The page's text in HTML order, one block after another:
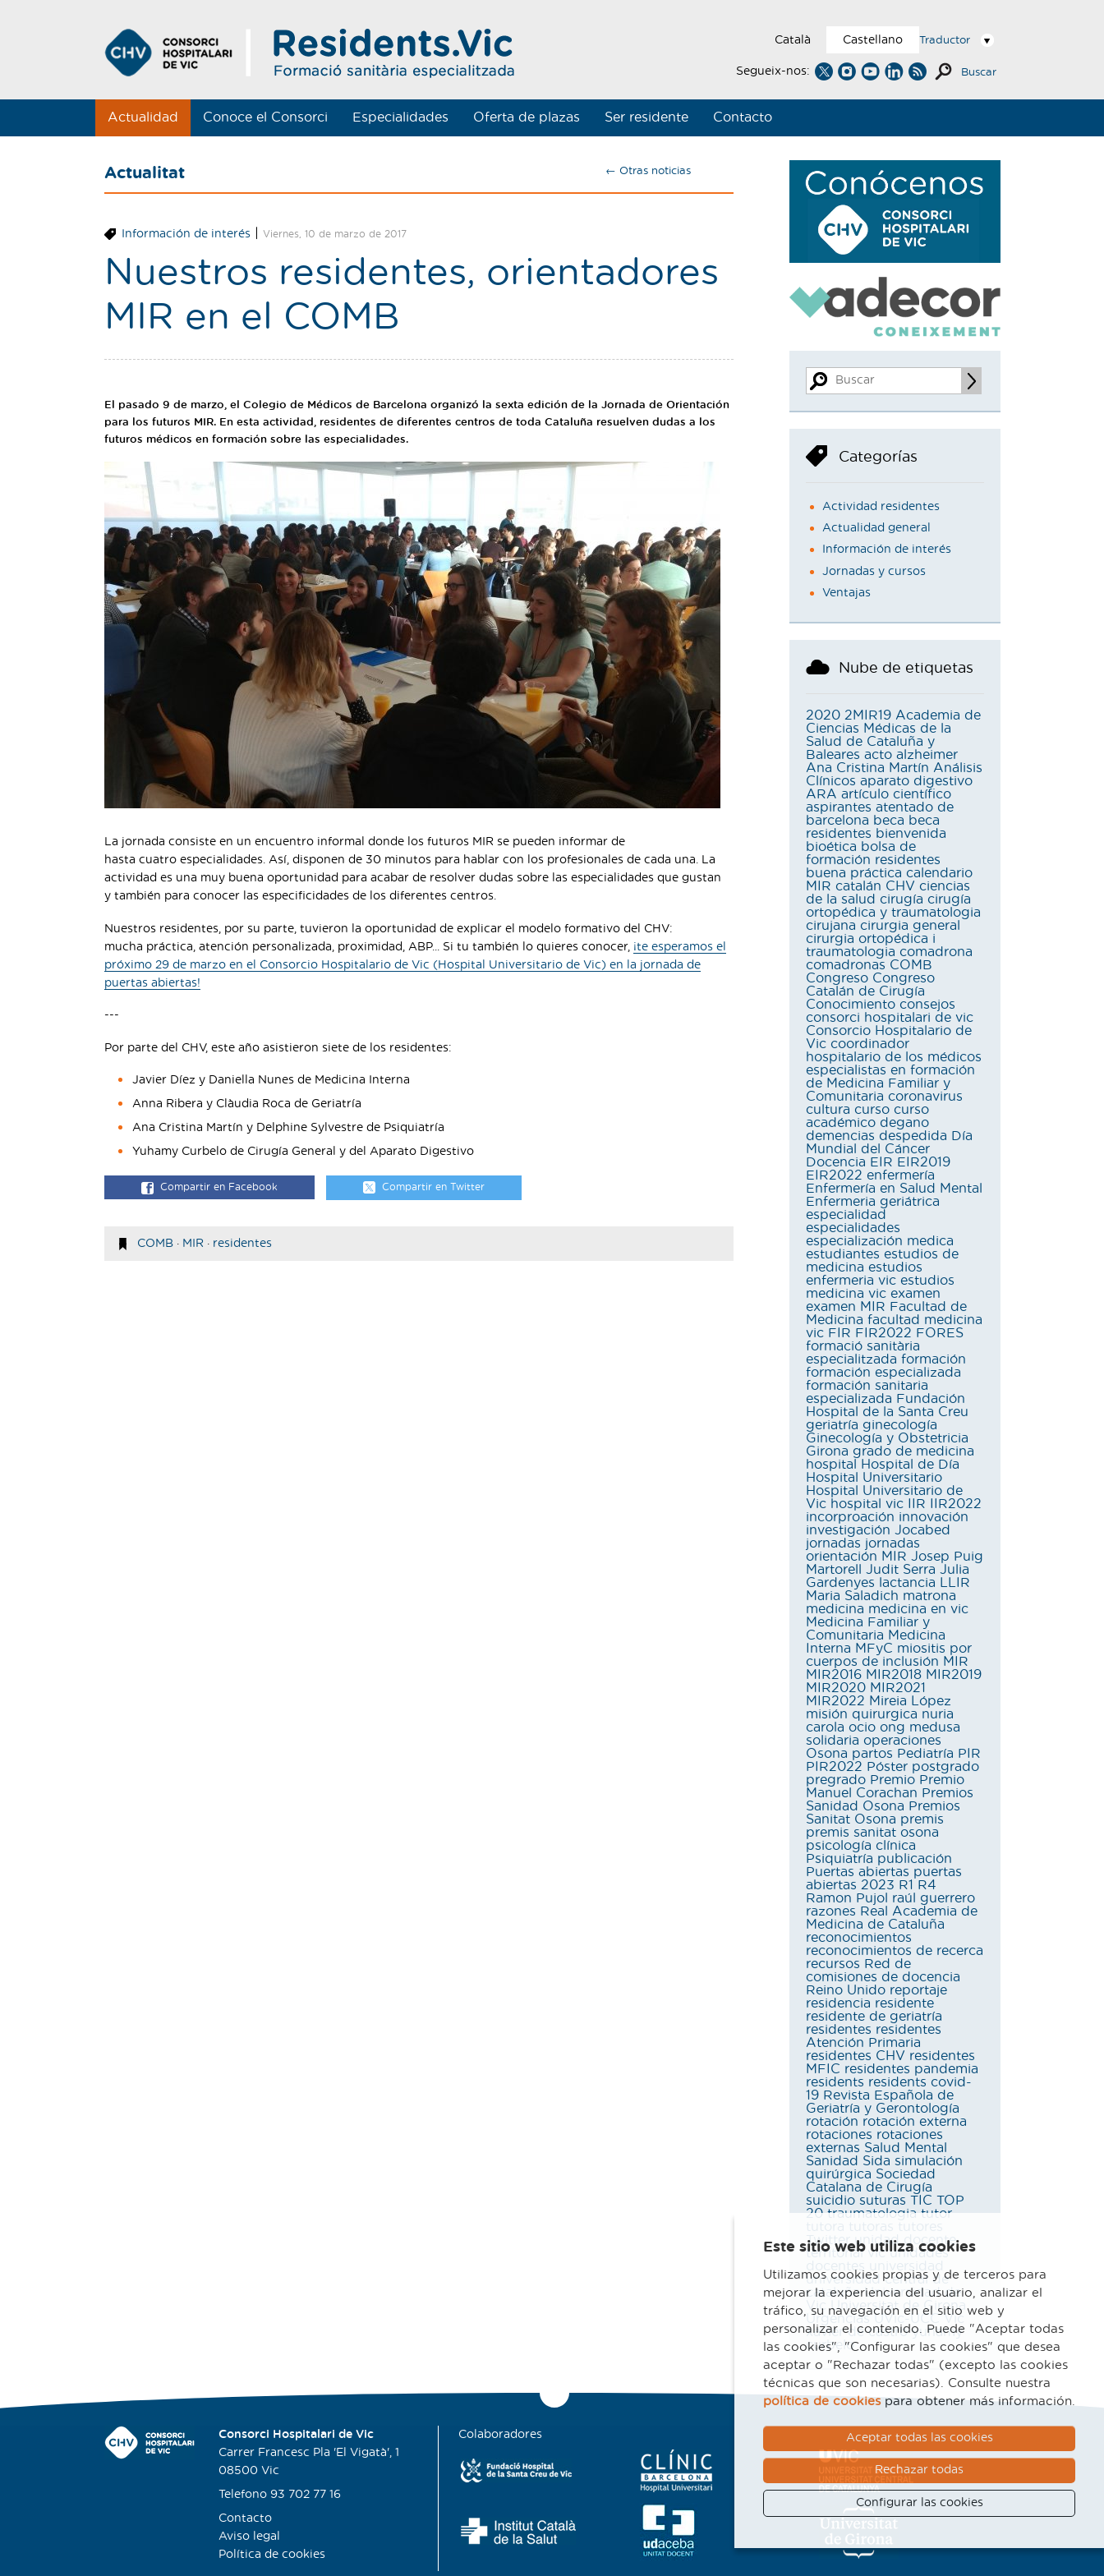
Català Castellano Traductor
Segueix-nos: Buscar
Actualidad Conoce el Consorci Especialidades Oferta de plazas Ser residente Contacto
Actualitat ← Otras noticias
Información de interés |Viernes, 10 de marzo de 2017
Nuestros residentes, orientadores
MIR en el COMB
El pasado 9 de marzo, el Colegio de Médicos de Barcelona organizó la sexta edición de la Jornada de Orientación
para los futuros MIR. En esta actividad, residentes de diferentes centros de toda Cataluña resuelven dudas a los
futuros médicos en formación sobre las especialidades.
La jornada consiste en un encuentro informal donde los futuros MIR se pueden informar de
hasta cuatro especialidades. Así, disponen de 30 minutos para hablar con los profesionales de cada una. La
actividad es una muy buena oportunidad para acabar de resolver dudas sobre las especialidades que gustan
y también para conocer las especificidades de los diferentes centros.
Nuestros residentes, por su parte, tuvieron la oportunidad de explicar el modelo formativo del CHV:
mucha práctica, atención personalizada, proximidad, ABP... Si tu también lo quieres conocer, ¡te esperamos el
próximo 29 de marzo en el Consorcio Hospitalario de Vic (Hospital Universitario de Vic) en la jornada de
puertas abiertas!
---
Por parte del CHV, este año asistieron siete de los residentes:
Javier Díez y Daniella Nunes de Medicina Interna
Anna Ribera y Clàudia Roca de Geriatría
Ana Cristina Martín y Delphine Sylvestre de Psiquiatría
Yuhamy Curbelo de Cirugía General y del Aparato Digestivo
Compartir en Facebook Compartir en Twitter
COMB · MIR · residentes
Categorías
Actividad residentes
Actualidad general
Información de interés
Jornadas y cursos
Ventajas
Nube de etiquetas
2020 2MIR19 Academia de
Ciencias Médicas de la
Salud de Cataluña y
Baleares acto alzheimer
Ana Cristina Martín Análisis
Clínicos aparato digestivo
ARA artículo científico
aspirantes atentado de
barcelona beca beca
residentes bienvenida
bioética bolsa de
formación residentes
buena práctica calendario
MIR catalán CHV ciencias
de la salud cirugía cirugía
ortopédica y traumatologia
cirujana cirurgia general
cirurgia ortopédica i
traumatologia comadrona
comadronas COMB
Congreso Congreso
Catalán de Cirugía
Conocimiento consejos
consorci hospitalari de vic
Consorcio Hospitalario de
Vic coordinador
hospitalario de los médicos
especialistas en formación
de Medicina Familiar y
Comunitaria coronavirus
cultura curso curso
académico degano
demencias despedida Día
Mundial del Cáncer
Docencia EIR EIR2019
EIR2022 enfermería
Enfermería en Salud Mental
Enfermeria geriátrica
especialidad
especialidades
especialización medica
estudiantes estudios de
medicina estudios
enfermeria vic estudios
medicina vic examen
examen MIR Facultad de
Medicina facultad medicina
vic FIR FIR2022 FORES
formació sanitària
especialitzada formación
formación especializada
formación sanitaria
especializada Fundación
Hospital de la Santa Creu
geriatría ginecología
Ginecología y Obstetricia
Girona grado de medicina
hospital
Hospital de Día
Hospital Universitario
Hospital Universitario de
Vic hospital vic IIR
IIR2022
incorproación innovación
investigación Jocabed
jornadas jornadas
orientación MIR Josep Puig
Martorell
Judit Serra Julia
Gardenyes
lactancia
LLIR
Maria Saladich matrona
medicina medicina en vic
Medicina Familiar y
Comunitaria Medicina
Interna MFyC miositis por
cuerpos de inclusión MIR
MIR2016 MIR2018 MIR2019
MIR2020 MIR2021
MIR2022 Mireia López
misión quirurgica nuria
carola ocio ong medusa
solidaria operaciones
Osona partos Pediatría PIR
PIR2022 Póster postgrado
pregrado Premio Premio
Manuel Corachan Premios
Sanidad Osona Premios
Sanitat Osona premis
premis sanitat osona
psicología clínica
Psiquiatría publicación
Puertas abiertas puertas
abiertas 2023 R1 R4
Ramon Pujol
raúl guerrero
razones Real Academia de
Medicina de Cataluña
reconocimientos
reconocimientos de recerca
recursos Red de
comisiones de docencia
Reino Unido reportaje
residencia residente
residente de geriatría
residentes residentes
Atención Primaria
residentes CHV residentes
MFIC residentes pandemia
residents residents covid-
19 Revista Española de
Geriatría y Gerontología
rotación rotación externa
rotaciones rotaciones
externas Salud Mental
Sanidad Sida simulación
quirúrgica Sociedad
Catalana de Cirugía
suicidio suturas TIC TOP
20 traumatologia tutor
Twitter
unidad docente
territorial vic unidades
universidad central de
cataluña Universidad de
Vic Universitat de Girona
Urgencias UVic-UCC Vic
xavier de castro yuhamy
curbelo
Consorci Hospitalari de Vic
Carrer Francesc Pla 'El Vigatà', 1
08500 Vic
Telefono 93 702 77 16
Contacto
Aviso legal
Política de cookies
Colaboradores
Este sitio web utiliza cookies
Utilizamos cookies propias y de terceros para
mejorar la experiencia del usuario, analizar el
tráfico, su navegación en el sitio web y
personalizar el contenido. Puede "Aceptar todas
las cookies", "Configurar las cookies" que desea
aceptar o "Rechazar todas" (excepto las cookies
técnicas que son necesarias). Consulte nuestra
política de cookiespara obtener más información.
Aceptar todas las cookies
Rechazar todas
Configurar las cookies